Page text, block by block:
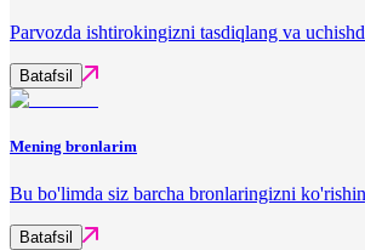
Parvozda ishtirokingizni tasdiqlang va
Batafsil
Mening bronlarim
Bu bo'limda siz barcha bronlaringizni
Batafsil